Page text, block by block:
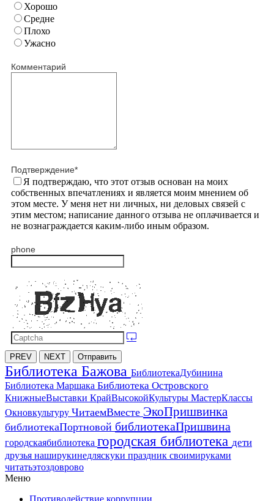
Хорошо
Средне
Плохо
Ужасно
Комментарий
Подтверждение*
Я подтверждаю, что этот отзыв основан на моих
собственных впечатлениях и является моим мнением об
этом месте. У меня нет ни личных, ни деловых связей с
этим местом; написание данного отзыва не оплачивается и
не вознаграждается каким-либо иным образом.
phone
PREV NEXT Отправить
Библиотека Бажова БиблиотекаДубинина
Библиотека Маршака Библиотека Островского
КнижныеВыставки КрайВысокойКультуры МастерКлассы
Окновкультуру ЧитаемВместе ЭкоПришвинка
библиотекаПортновой библиотекаПришвина
городскаябиблиотека городская библиотека дети
друзья наширукинедляскуки праздник своимируками
читатьэтоздоврово
Меню
Противодействие коррупции